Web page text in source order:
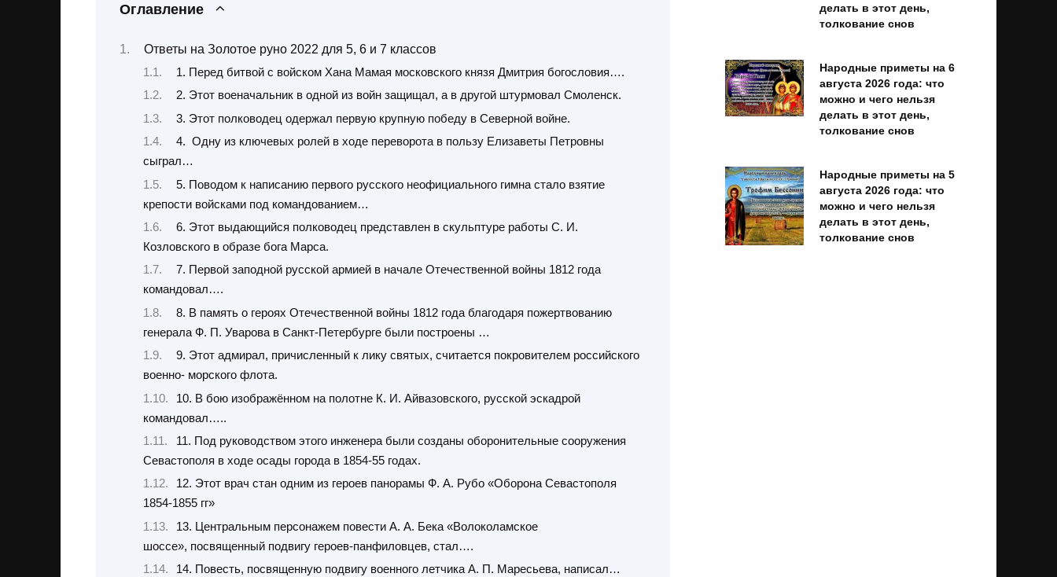
Оглавление
Ответы на Золотое руно 2022 для 5, 6 и 7 классов
1. Перед битвой с войском Хана Мамая московского князя Дмитрия богословия….
2. Этот военачальник в одной из войн защищал, а в другой штурмовал Смоленск.
3. Этот полководец одержал первую крупную победу в Северной войне.
4. Одну из ключевых ролей в ходе переворота в пользу Елизаветы Петровны
сыграл…
5. Поводом к написанию первого русского неофициального гимна стало взятие
крепости войсками под командованием…
6. Этот выдающийся полководец представлен в скульптуре работы С. И.
Козловского в образе бога Марса.
7. Первой заподной русской армией в начале Отечественной войны 1812 года
командовал….
8. В память о героях Отечественной войны 1812 года благодаря пожертвованию
генерала Ф. П. Уварова в Санкт-Петербурге были построены …
9. Этот адмирал, причисленный к лику святых, считается покровителем российского
военно- морского флота.
10. В бою изображённом на полотне К. И. Айвазовского, русской эскадрой
командовал…..
11. Под руководством этого инженера были созданы оборонительные сооружения
Севастополя в ходе осады города в 1854-55 годах.
12. Этот врач стан одним из героев панорамы Ф. А. Рубо «Оборона Севастополя
1854-1855 гг»
13. Центральным персонажем повести А. А. Бека «Волоколамское
шоссе», посвященный подвигу героев-панфиловцев, стал….
14. Повесть, посвященную подвигу военного летчика А. П. Маресьева, написал…
делать в этот день,
толкование снов
Народные приметы на 6
августа 2026 года: что
можно и чего нельзя
делать в этот день,
толкование снов
Народные приметы на 5
августа 2026 года: что
можно и чего нельзя
делать в этот день,
толкование снов